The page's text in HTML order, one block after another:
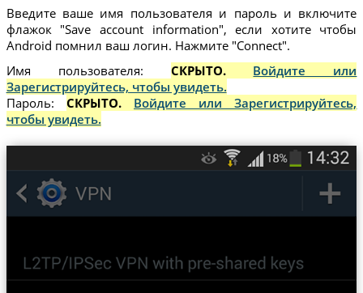
Введите ваше имя пользователя и пароль и включите
флажок "Save account information", если хотите чтобы
Android помнил ваш логин. Нажмите "Connect".
Имя пользователя: СКРЫТО. Войдите или
Зарегистрируйтесь, чтобы увидеть.
Пароль: СКРЫТО. Войдите или Зарегистрируйтесь,
чтобы увидеть.